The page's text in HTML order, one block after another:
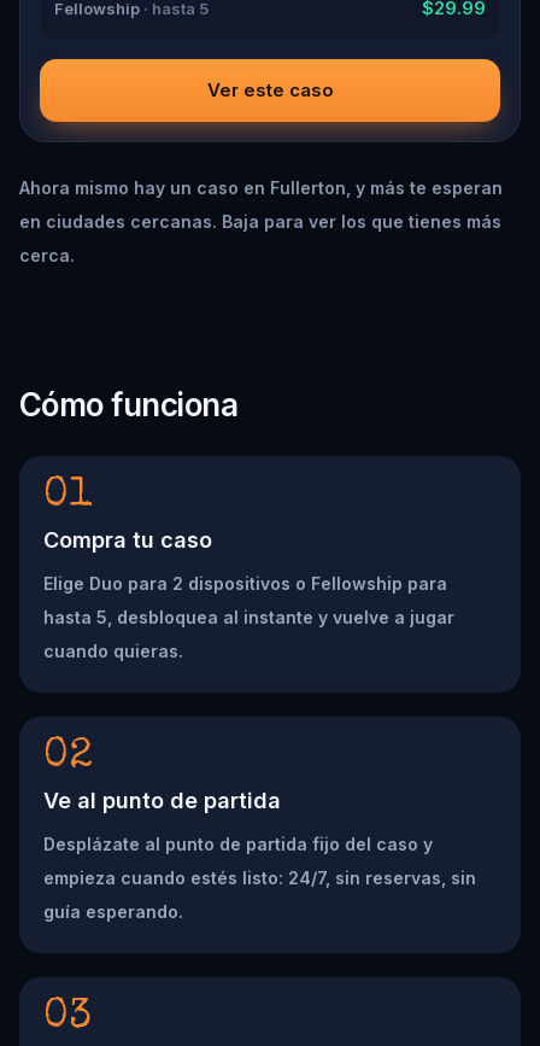
Fellowship · hasta 5 $29.99
Ver este caso
Ahora mismo hay un caso en Fullerton, y más te esperan
en ciudades cercanas. Baja para ver los que tienes más
cerca.
Cómo funciona
01
Compra tu caso
Elige Duo para 2 dispositivos o Fellowship para
hasta 5, desbloquea al instante y vuelve a jugar
cuando quieras.
02
Ve al punto de partida
Desplázate al punto de partida fijo del caso y
empieza cuando estés listo: 24/7, sin reservas, sin
guía esperando.
03